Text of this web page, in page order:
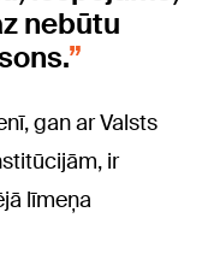
nebūtu
gan ar Valsts
ir
līmeņa